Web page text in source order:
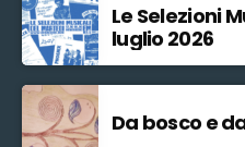
Le Selezioni
luglio 2026
Da bosco e